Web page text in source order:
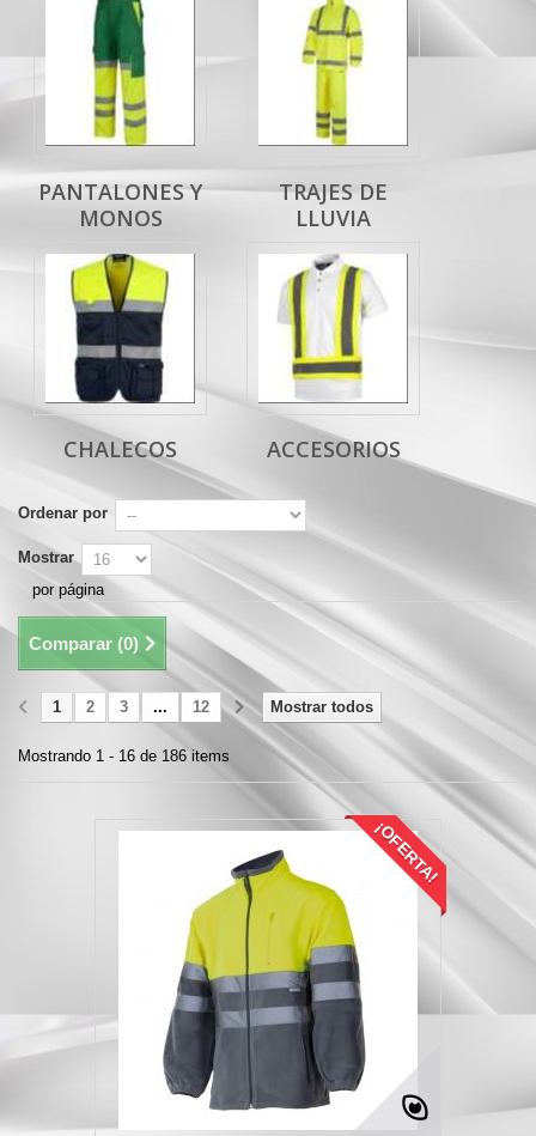
PANTALONES Y
MONOS
TRAJES DE
LLUVIA
CHALECOS ACCESORIOS
Ordenar por
Mostrar
por página
Comparar (0)
Mostrar todos
1 2 3 ... 12
Mostrando 1 - 16 de 186 items
¡OFERTA!